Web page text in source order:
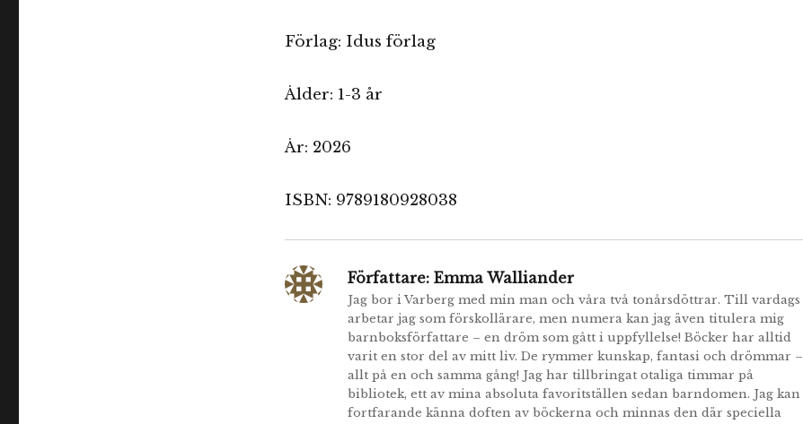
Förlag: Idus förlag
Ålder: 1-3 år
År: 2026
ISBN: 9789180928038
Författare:Emma Walliander
Jag bor i Varberg med min man och våra två tonårsdöttrar. Till vardags
arbetar jag som förskollärare, men numera kan jag även titulera mig
barnboksförfattare – en dröm som gått i uppfyllelse! Böcker har alltid
varit en stor del av mitt liv. De rymmer kunskap, fantasi och drömmar –
allt på en och samma gång! Jag har tillbringat otaliga timmar på
bibliotek, ett av mina absoluta favoritställen sedan barndomen. Jag kan
fortfarande känna doften av böckerna och minnas den där speciella